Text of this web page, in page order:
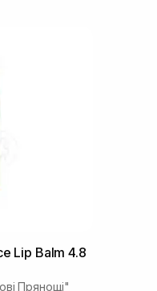
Lip Balm 4.8
Прянощі"